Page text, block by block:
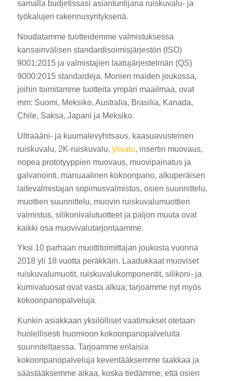
samalla budjetissasi asiantuntijana ruiskuvalu- ja
työkalujen rakennusyrityksenä.
Noudatamme tuotteidemme valmistuksessa
kansainvälisen standardisoimisjärjestön (ISO)
9001:2015 ja valmistajien laatujärjestelmän (QS)
9000:2015 standardeja. Monien maiden joukossa,
joihin toimitamme tuotteita ympäri maailmaa, ovat
mm: Suomi, Meksiko, Australia, Brasilia, Kanada,
Chile, Saksa, Japani ja Meksiko.
Ultraääni- ja kuumalevyhitsaus, kaasuavusteinen
ruiskuvalu, 2K-ruiskuvalu, ylivalu, insertin muovaus,
nopea prototyyppien muovaus, muovipainatus ja
galvanointi, manuaalinen kokoonpano, alkuperäisen
laitevalmistajan sopimusvalmistus, osien suunnittelu,
muottien suunnittelu, muovin ruiskuvalumuottien
valmistus, silikonivalutuotteet ja paljon muuta ovat
kaikki osa muovivalutarjontaamme.
Yksi 10 parhaan muottitoimittajan joukosta vuonna
2018 yli 18 vuotta peräkkäin. Laadukkaat muoviset
ruiskuvalumuotit, ruiskuvalukomponentit, silikoni- ja
kumivaluosat ovat vasta alkua; tarjoamme nyt myös
kokoonpanopalveluja.
Kunkin asiakkaan yksilölliset vaatimukset otetaan
huolellisesti huomioon kokoonpanopalveluita
suunniteltaessa. Tarjoamme erilaisia
kokoonpanopalveluja keventääksemme taakkaa ja
säästääksemme aikaa, koska tiedämme, että osien